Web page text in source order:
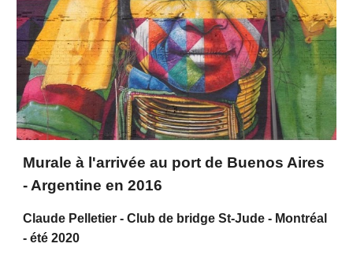
Murale à l'arrivée au port de Buenos Aires
- Argentine en 2016
Claude Pelletier - Club de bridge St-Jude - Montréal
- été 2020